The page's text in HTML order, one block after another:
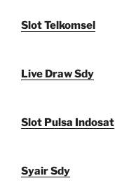
Slot Telkomsel
Live Draw Sdy
Slot Pulsa Indosat
Syair Sdy